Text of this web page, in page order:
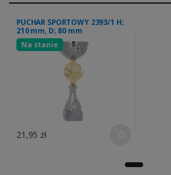
PUCHAR SPORTOWY 2393/1 H;
210 mm, D; 80 mm
Na stanie
21,95 zł